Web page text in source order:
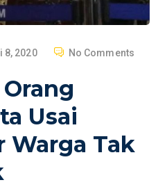
8, 2020 No Comments
Usai
Warga Tak